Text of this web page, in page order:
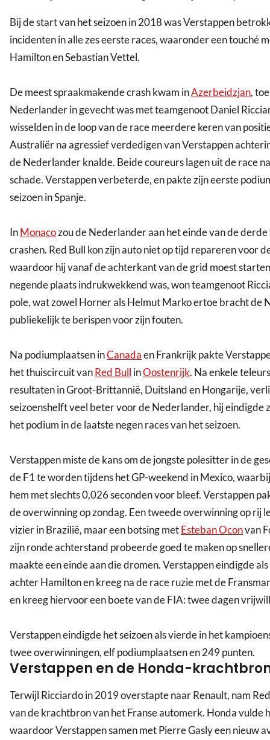
Bij de start van het seizoen in 2018 was Verstappen
incidenten in alle zes eerste races, waaronder een touché
Hamilton en Sebastian Vettel.
De meest spraakmakende crash kwam inAzerbeidzjan,
Nederlander in gevecht was met teamgenoot Daniel
wisselden in de loop van de race meerdere keren van
Australiër na agressief verdedigen van Verstappen
de Nederlander knalde. Beide coureurs lagen uit de race
schade. Verstappen verbeterde, en pakte zijn eerste
seizoen in Spanje.
InMonacozou de Nederlander aan het einde van de
crashen. Red Bull kon zijn auto niet op tijd repareren voor
waardoor hij vanaf de achterkant van de grid moest
negende plaats indrukwekkend was, won teamgenoot
pole, wat zowel Horner als Helmut Marko ertoe bracht de
publiekelijk te berispen voor zijn fouten.
Na podiumplaatsen inCanadaen Frankrijk pakte
het thuiscircuit vanRed Bull inOostenrijk. Na enkele
resultaten in Groot-Brittannië, Duitsland en Hongarije,
seizoenshelft veel beter voor de Nederlander, hij eindigde
het podium in de laatste negen races van het seizoen.
Verstappen miste de kans om de jongste polesitter in de
de F1 te worden tijdens het GP-weekend in Mexico,
hem met slechts 0,026 seconden voor bleef. Verstappen
de overwinning op zondag. Een tweede overwinning op rij
vizier in Brazilië, maar een botsing metEsteban Oconvan
zijn ronde achterstand probeerde goed te maken op
maakte een einde aan die dromen. Verstappen eindigde
achter Hamilton en kreeg na de race ruzie met de
en kreeg hiervoor een boete van de FIA: twee dagen
Verstappen eindigde het seizoen als vierde in het
twee overwinningen, elf podiumplaatsen en 249 punten.
Verstappen en de Honda-
Terwijl Ricciardo in 2019 overstapte naar Renault, nam
van de krachtbron van het Franse automerk. Honda vulde
waardoor Verstappen samen met Pierre Gasly een nieuw